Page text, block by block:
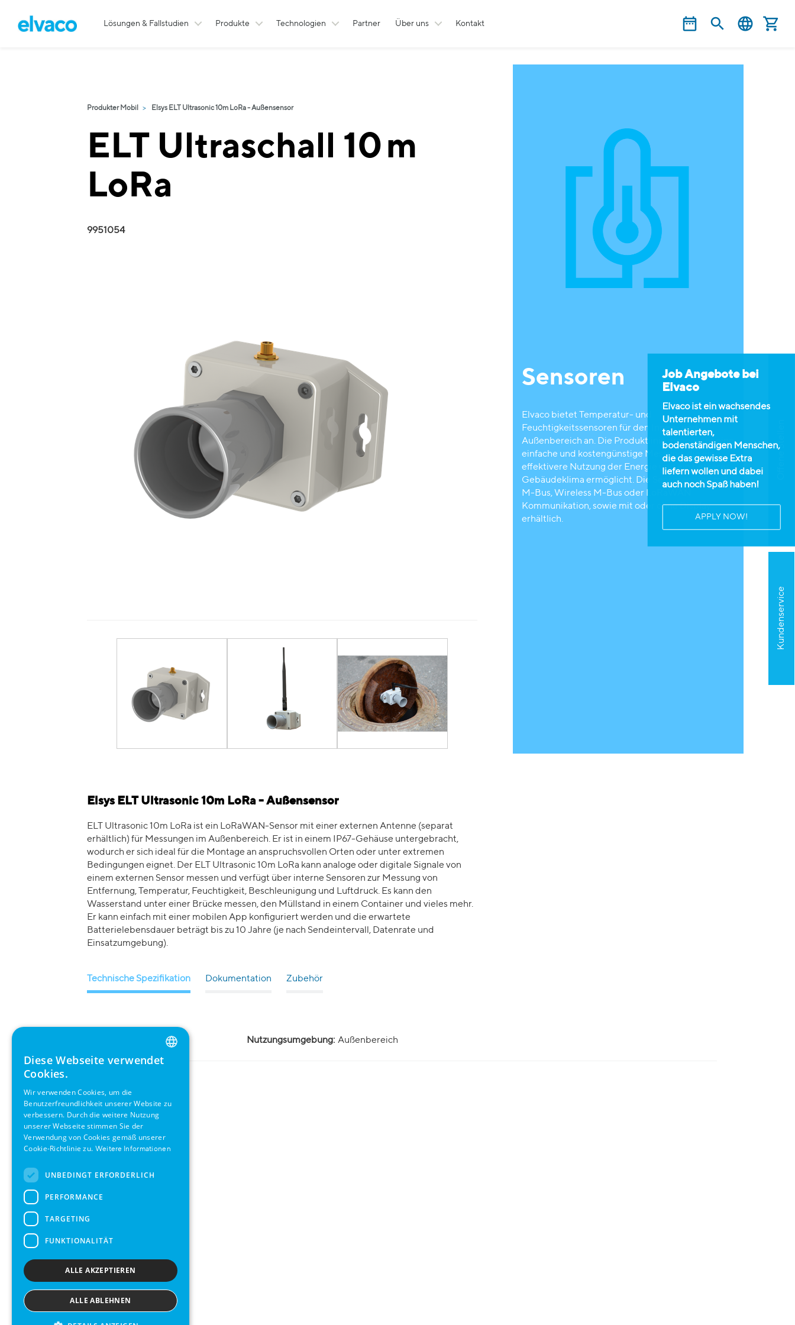
Lösungen & Fallstudien Produkte Technologien Partner Über uns Kontakt
Kundenservice
Offene Stellen
Job Angebote bei
Elvaco
Elvaco ist ein wachsendes
Unternehmen mit
talentierten,
bodenständigen Menschen,
die das gewisse Extra
liefern wollen und dabei
auch noch Spaß haben!
APPLY NOW!
Produkter Mobil Elsys ELT Ultrasonic 10m LoRa - Außensensor
ELT Ultraschall 10 m
LoRa
9951054
Sensoren
Elvaco bietet Temperatur- und
Feuchtigkeitssensoren für den Innen- und
Außenbereich an. Die Produktlinie ermöglicht eine
einfache und kostengünstige Messung, die eine
effektivere Nutzung der Energie und ein besseres
Gebäudeklima ermöglicht. Die Sensoren sind mit
M-Bus, Wireless M-Bus oder LoRaWAN
Kommunikation, sowie mit oder ohne Display
erhältlich.
Elsys ELT Ultrasonic 10m LoRa - Außensensor
ELT Ultrasonic 10m LoRa ist ein LoRaWAN-Sensor mit einer externen Antenne (separat
erhältlich) für Messungen im Außenbereich. Er ist in einem IP67-Gehäuse untergebracht,
wodurch er sich ideal für die Montage an anspruchsvollen Orten oder unter extremen
Bedingungen eignet. Der ELT Ultrasonic 10m LoRa kann analoge oder digitale Signale von
einem externen Sensor messen und verfügt über interne Sensoren zur Messung von
Entfernung, Temperatur, Feuchtigkeit, Beschleunigung und Luftdruck. Es kann den
Wasserstand unter einer Brücke messen, den Müllstand in einem Container und vieles mehr.
Er kann einfach mit einer mobilen App konfiguriert werden und die erwartete
Batterielebensdauer beträgt bis zu 10 Jahre (je nach Sendeintervall, Datenrate und
Einsatzumgebung).
Technische Spezifikation Dokumentation Zubehör
Umweltspezifikationen Nutzungsumgebung: Außenbereich
ENGLISH
SWEDISH
Diese Webseite verwendet
Cookies.
Wir verwenden Cookies, um die
Benutzerfreundlichkeit unserer Website zu
verbessern. Durch die weitere Nutzung
unserer Webseite stimmen Sie der
Verwendung von Cookies gemäß unserer
Cookie-Richtlinie zu. Weitere Informationen
UNBEDINGT ERFORDERLICH
PERFORMANCE
TARGETING
FUNKTIONALITÄT
ALLE AKZEPTIEREN
ALLE ABLEHNEN